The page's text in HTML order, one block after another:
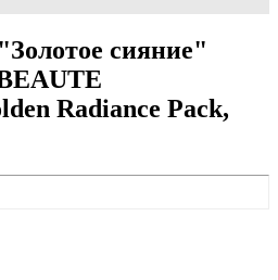
сияние"
Radiance Pack,